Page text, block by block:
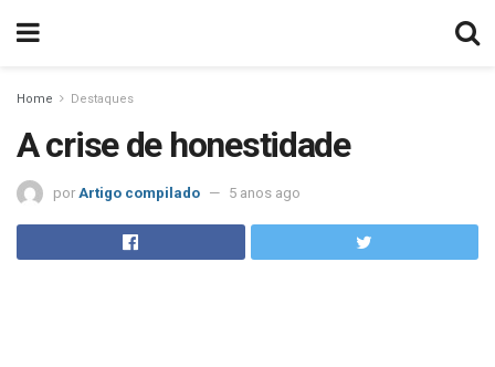
Home Destaques
A crise de honestidade
por Artigo compilado 5 anos ago